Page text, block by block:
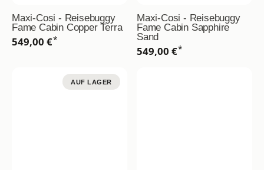
Maxi-Cosi - Reisebuggy
Fame Cabin Copper Terra
549,00 €*
Maxi-Cosi - Reisebuggy
Fame Cabin Sapphire
Sand
549,00 €*
AUF LAGER